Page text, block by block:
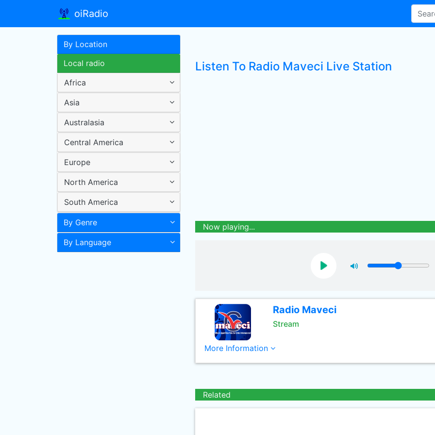
oiRadio
By Location
Local radio
Africa
Asia
Australasia
Central America
Europe
North America
South America
By Genre
By Language
Listen To Radio Maveci Live Station
Now playing...
Radio Maveci
Stream
More Information
Related